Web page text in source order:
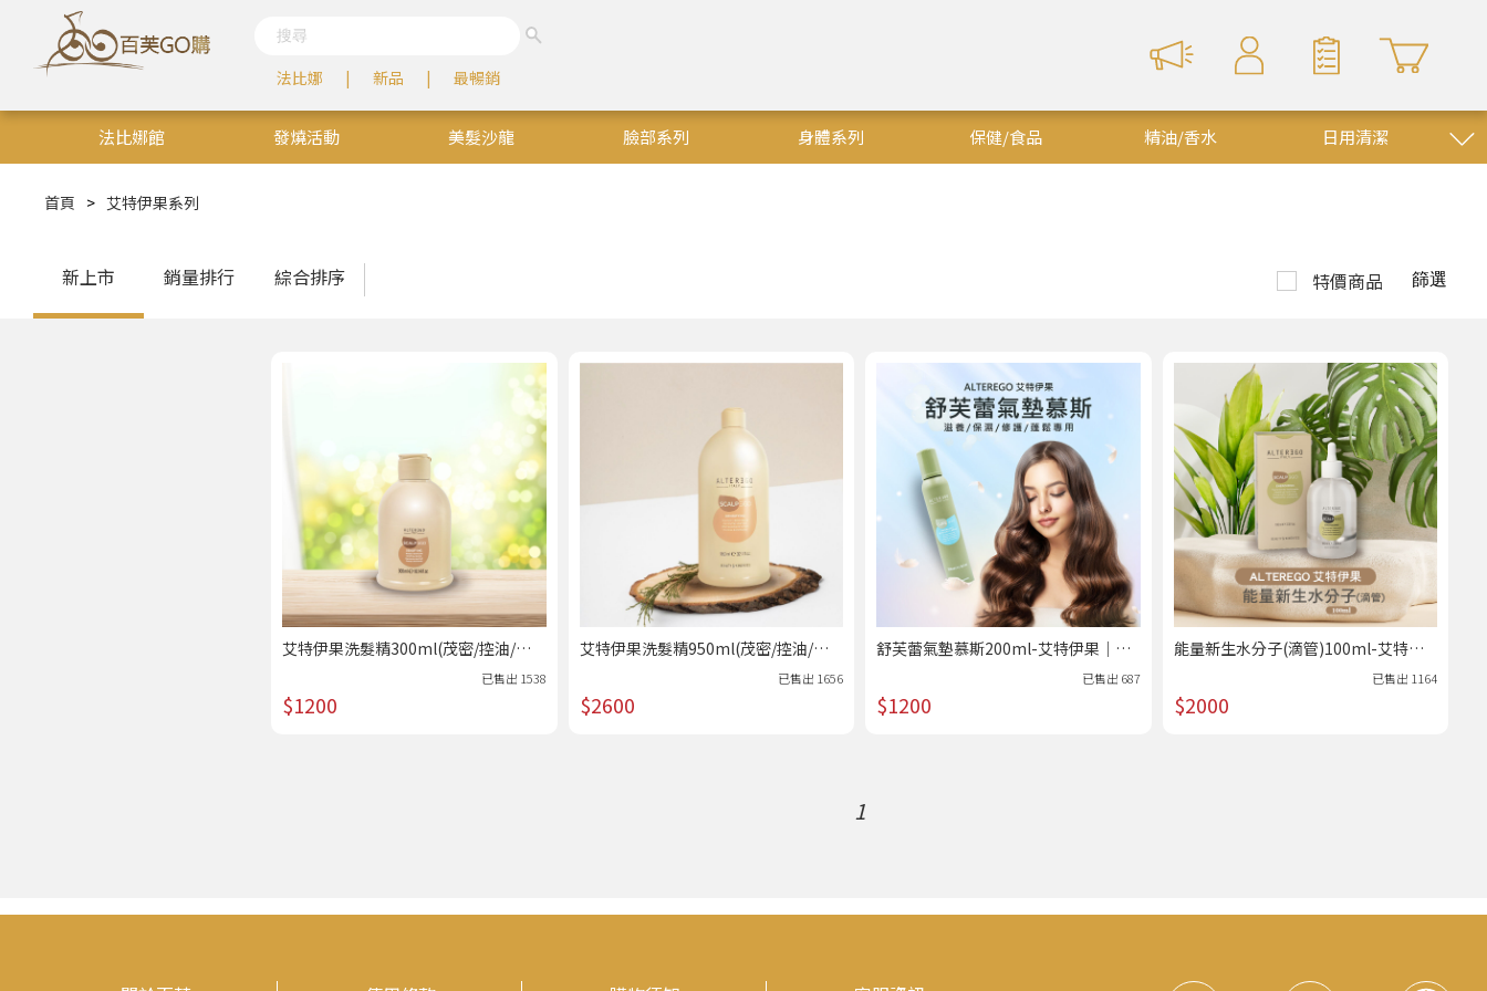
法比娜 新品 最暢銷
法比娜館 發燒活動 美髮沙龍 臉部系列 身體系列 保健/食品 精油/香水
日用清潔
首頁 > 艾特伊果系列
新上市 銷量排行 綜合排序 特價商品 篩選
艾特伊果洗髮精300ml(茂密/控油/保
已售出 1538
$1200
艾特伊果洗髮精950ml(茂密/控油/保
已售出 1656
$2600
舒芙蕾氣墊慕斯200ml-艾特伊果｜美
已售出 687
$1200
能量新生水分子(滴管)100ml-艾特伊
已售出 1164
$2000
1